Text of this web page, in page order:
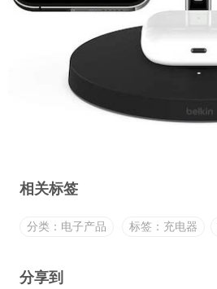
相关标签
分类：电子产品 标签：充电器
分享到